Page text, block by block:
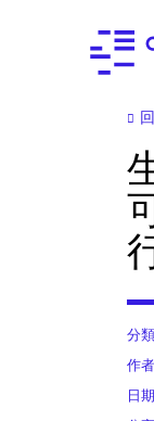
分類
作者
日期